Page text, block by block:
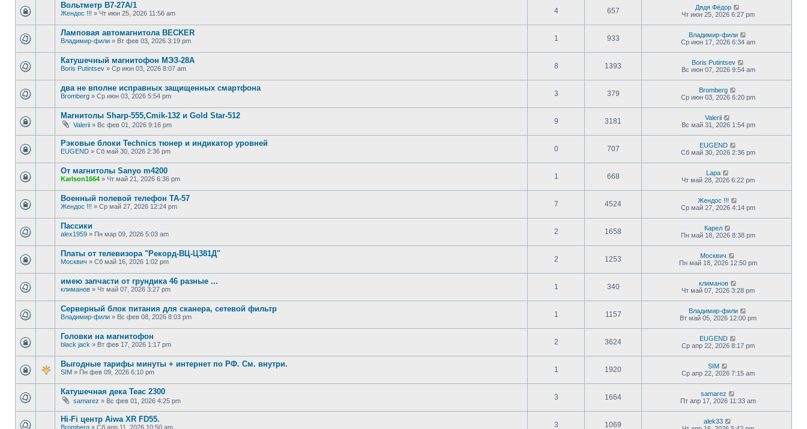
Вольтметр В7-27А/1
Жендос !!! » Чт июн 25, 2026 11:56 am 4 657
Дядя Фёдор
Чт июн 25, 2026 6:27 pm
Ламповая автомагнитола BECKER
Владимир-фили » Вт фев 03, 2026 3:19 pm 1 933
Владимир-фили
Ср июн 17, 2026 6:34 am
Катушечный магнитофон МЭЗ-28А
Boris Putintsev » Ср июн 03, 2026 8:07 am 8 1393
Boris Putintsev
Вс июн 07, 2026 9:54 am
два не вполне исправных защищенных смартфона
Bromberg » Ср июн 03, 2026 5:54 pm 3 379
Bromberg
Ср июн 03, 2026 6:20 pm
Магнитолы Sharp-555,Cmik-132 и Gold Star-512
Valerii » Вс фев 01, 2026 9:16 pm 9 3181
Valerii
Вс май 31, 2026 1:54 pm
Рэковые блоки Technics тюнер и индикатор уровней
EUGEND » Сб май 30, 2026 2:36 pm 0 707
EUGEND
Сб май 30, 2026 2:36 pm
От магнитолы Sanyo m4200
Karlson1664 » Чт май 21, 2026 6:36 pm 1 668
Lapa
Чт май 28, 2026 6:22 pm
Военный полевой телефон ТА-57
Жендос !!! » Ср май 27, 2026 12:24 pm 7 4524
Жендос !!!
Ср май 27, 2026 4:14 pm
Пассики
alex1959 » Пн мар 09, 2026 5:03 am 2 1658
Карел
Пн май 18, 2026 8:38 pm
Платы от телевизора "Рекорд-ВЦ-Ц381Д"
Москвич » Сб май 16, 2026 1:02 pm 2 1253
Москвич
Пн май 18, 2026 12:50 pm
имею запчасти от грундика 46 разные ...
климанов » Чт май 07, 2026 3:27 pm 1 340
климанов
Чт май 07, 2026 3:28 pm
Серверный блок питания для сканера, сетевой фильтр
Владимир-фили » Вс фев 08, 2026 8:03 pm 1 1157
Владимир-фили
Вт май 05, 2026 12:00 pm
Головки на магнитофон
black jack » Вт фев 17, 2026 1:17 pm 2 3624
EUGEND
Ср апр 22, 2026 8:17 pm
Выгодные тарифы минуты + интернет по РФ. См. внутри.
SIM » Пн фев 09, 2026 6:10 pm 1 1920
SIM
Ср апр 22, 2026 7:15 am
Катушечная дека Teac 2300
samarez » Вс фев 01, 2026 4:25 pm 3 1664
samarez
Пт апр 17, 2026 11:33 am
Hi-Fi центр Aiwa XR FD55.
Bromberg » Сб апр 11, 2026 10:50 am 3 1069
alek33